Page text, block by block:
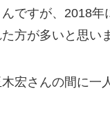
ですが、2018年
方が多いと思い
宏さんの間に一